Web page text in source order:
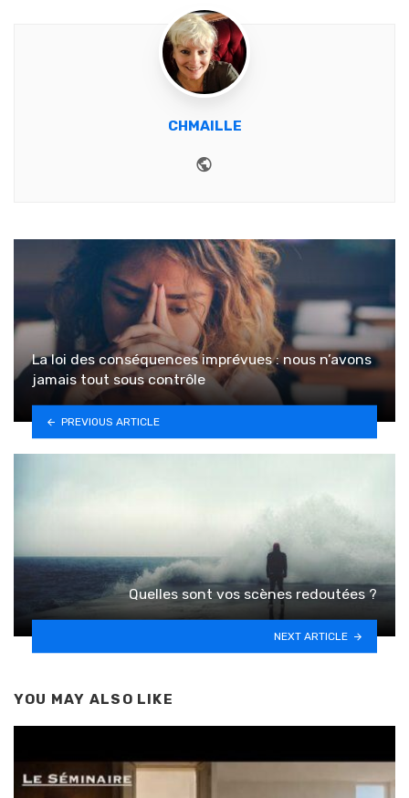
CHMAILLE
La loi des conséquences imprévues : nous n’avons
jamais tout sous contrôle
PREVIOUS ARTICLE
Quelles sont vos scènes redoutées ?
NEXT ARTICLE
YOU MAY ALSO LIKE